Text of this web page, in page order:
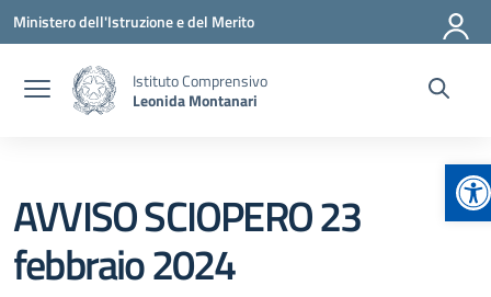
Vai ai contenuti
Vai al menu di navigazione
Vai al footer
Ministero dell'Istruzione e del Merito
Istituto Comprensivo
Leonida Montanari
AVVISO SCIOPERO 23
febbraio 2024